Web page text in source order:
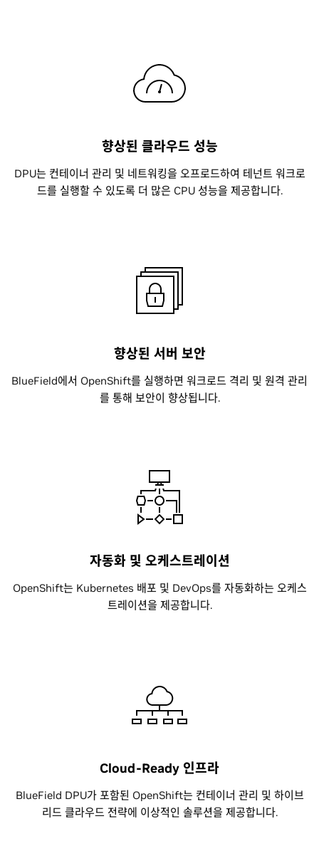
향상된 클라우드 성능
DPU는 컨테이너 관리 및 네트워킹을 오프로드하여 테넌트 워크로
드를 실행할 수 있도록 더 많은 CPU 성능을 제공합니다.
향상된 서버 보안
BlueField에서 OpenShift를 실행하면 워크로드 격리 및 원격 관리
를 통해 보안이 향상됩니다.
자동화 및 오케스트레이션
OpenShift는 Kubernetes 배포 및 DevOps를 자동화하는 오케스
트레이션을 제공합니다.
Cloud-Ready 인프라
BlueField DPU가 포함된 OpenShift는 컨테이너 관리 및 하이브
리드 클라우드 전략에 이상적인 솔루션을 제공합니다.